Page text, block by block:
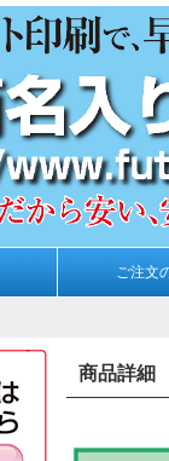
ご注文
商品詳細